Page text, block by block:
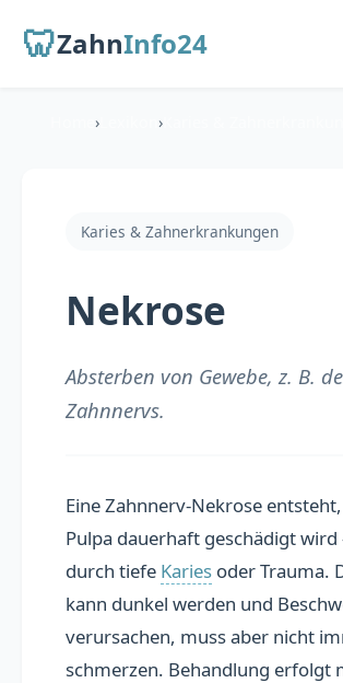
🦷ZahnInfo24
Startseite
Zahnarzt finden
Behandlungen
Übersicht
Praxis präsentieren
Personal finden
› ›
Karies & Zahnerkrankungen
Nekrose
Absterben von Gewebe, z. B.
Zahnnervs.
Eine Zahnnerv-Nekrose
Pulpa dauerhaft geschädigt wird
durch tiefe Karies oder Trauma.
kann dunkel werden und
verursachen, muss aber nicht
schmerzen. Behandlung erfolgt